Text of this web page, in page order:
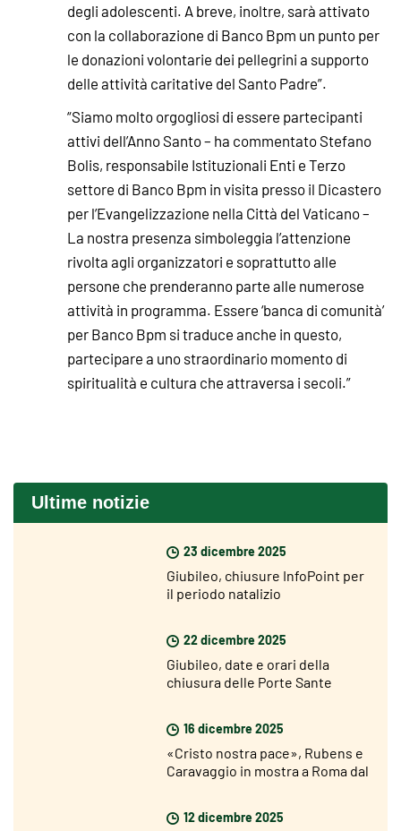
degli adolescenti. A breve, inoltre, sarà attivato
con la collaborazione di Banco Bpm un punto per
le donazioni volontarie dei pellegrini a supporto
delle attività caritative del Santo Padre”.
“Siamo molto orgogliosi di essere partecipanti
attivi dell’Anno Santo – ha commentato Stefano
Bolis, responsabile Istituzionali Enti e Terzo
settore di Banco Bpm in visita presso il Dicastero
per l’Evangelizzazione nella Città del Vaticano –
La nostra presenza simboleggia l’attenzione
rivolta agli organizzatori e soprattutto alle
persone che prenderanno parte alle numerose
attività in programma. Essere ‘banca di comunità’
per Banco Bpm si traduce anche in questo,
partecipare a uno straordinario momento di
spiritualità e cultura che attraversa i secoli.”
Ultime notizie
23 dicembre 2025
Giubileo, chiusure InfoPoint per
il periodo natalizio
22 dicembre 2025
Giubileo, date e orari della
chiusura delle Porte Sante
16 dicembre 2025
«Cristo nostra pace», Rubens e
Caravaggio in mostra a Roma dal
12 dicembre 2025